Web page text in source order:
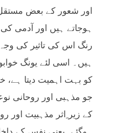
اور شعور کے بعض
ہوجاتے ہیں اور آدمی
رنگ اس کی تاثیر کی
ہیں۔ اسی لئے یونگ
کو بہت اہمیت دیتا
جو مذہبی اور روحانی
کے زیر ِاثر مذہبیت اور